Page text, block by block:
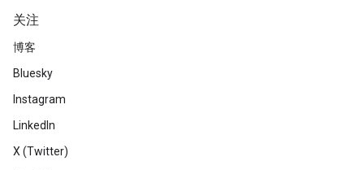
关注
博客
Bluesky
Instagram
LinkedIn
X (Twitter)